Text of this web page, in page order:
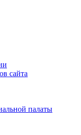
сайта
палаты